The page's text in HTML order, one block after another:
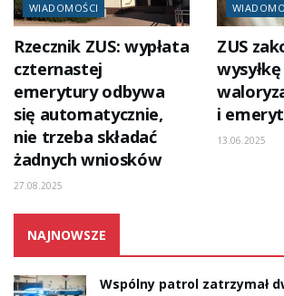
WIADOMOŚCI
Rzecznik ZUS: wypłata
czternastej
emerytury odbywa
się automatycznie,
nie trzeba składać
żadnych wniosków
27.08.2025
ZUS
i
13.06.2025
NAJNOWSZE
Wspólny patrol zatrzymał